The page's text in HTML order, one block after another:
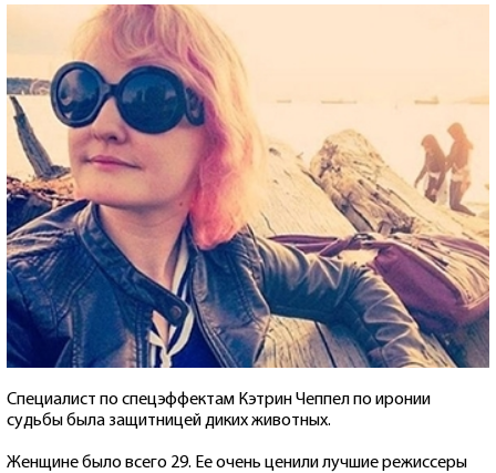
Специалист по спецэффектам Кэтрин Чеппел по иронии
судьбы была защитницей диких животных.
Женщине было всего 29. Ее очень ценили лучшие режиссеры